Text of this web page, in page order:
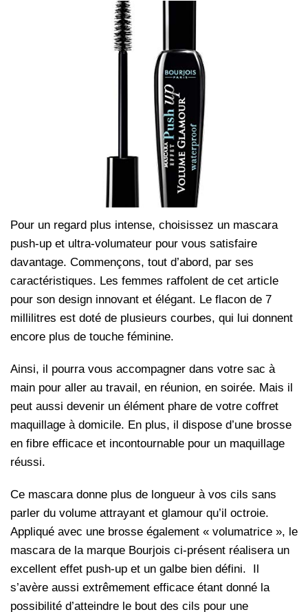
Pour un regard plus intense, choisissez un mascara
push-up et ultra-volumateur pour vous satisfaire
davantage. Commençons, tout d’abord, par ses
caractéristiques. Les femmes raffolent de cet article
pour son design innovant et élégant. Le flacon de 7
millilitres est doté de plusieurs courbes, qui lui donnent
encore plus de touche féminine.
Ainsi, il pourra vous accompagner dans votre sac à
main pour aller au travail, en réunion, en soirée. Mais il
peut aussi devenir un élément phare de votre coffret
maquillage à domicile. En plus, il dispose d’une brosse
en fibre efficace et incontournable pour un maquillage
réussi.
Ce mascara donne plus de longueur à vos cils sans
parler du volume attrayant et glamour qu’il octroie.
Appliqué avec une brosse également « volumatrice », le
mascara de la marque Bourjois ci-présent réalisera un
excellent effet push-up et un galbe bien défini. Il
s’avère aussi extrêmement efficace étant donné la
possibilité d’atteindre le bout des cils pour une